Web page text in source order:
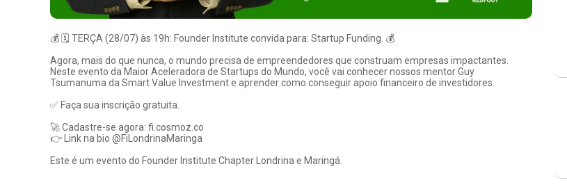
💰 🗓️ TERÇA (28/07) às 19h: Founder Institute convida para: Startup Funding. 💰
Agora, mais do que nunca, o mundo precisa de empreendedores que construam empresas impactantes.
Neste evento da Maior Aceleradora de Startups do Mundo, você vai conhecer nossos mentor Guy
Tsumanuma da Smart Value Investment e aprender como conseguir apoio financeiro de investidores.
✅ Faça sua inscrição gratuita.
🚀 Cadastre-se agora: fi.cosmoz.co
👉 Link na bio @FiLondrinaMaringa
Este é um evento do Founder Institute Chapter Londrina e Maringá.